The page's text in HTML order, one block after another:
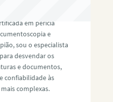
em perícia
e
sou o especialista
desvendar os
e documentos,
confiabilidade às
complexas.